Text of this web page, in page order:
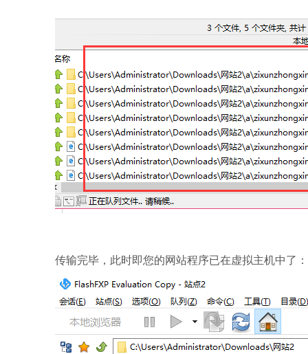
传输完毕，此时即您的网站程序已在虚拟主机中了：